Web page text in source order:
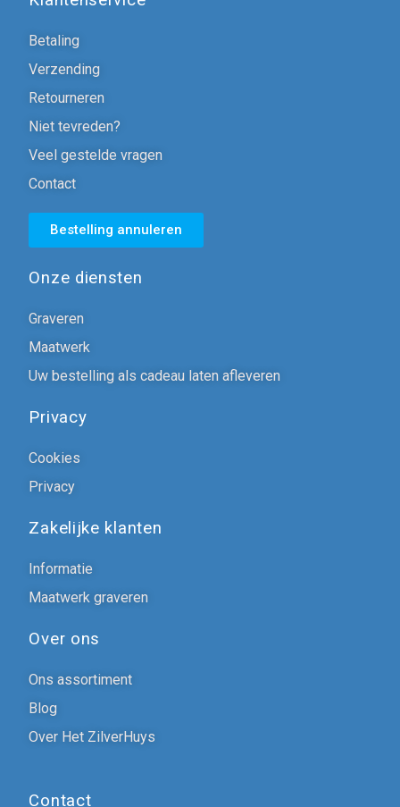
Betaling
Verzending
Retourneren
Niet tevreden?
Veel gestelde vragen
Contact
Bestelling annuleren
Onze diensten
Graveren
Maatwerk
Uw bestelling als cadeau laten afleveren
Privacy
Cookies
Privacy
Zakelijke klanten
Informatie
Maatwerk graveren
Over ons
Ons assortiment
Blog
Over Het ZilverHuys
Contact